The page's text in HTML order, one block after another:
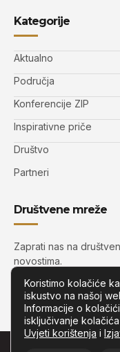
Kategorije
Aktualno
Područja
Konferencije ZIP
Inspirativne priče
Društvo
Partneri
Društvene mreže
Zaprati nas na
novostima.
Koristimo kolačiće
iskustvo na našoj
Informacije o
isključivanje
Uvjeti korištenja i